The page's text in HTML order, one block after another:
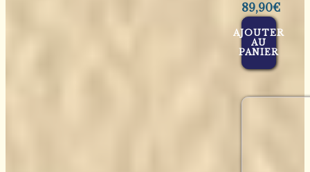
89,90€
AJOUTER
AU
PANIER